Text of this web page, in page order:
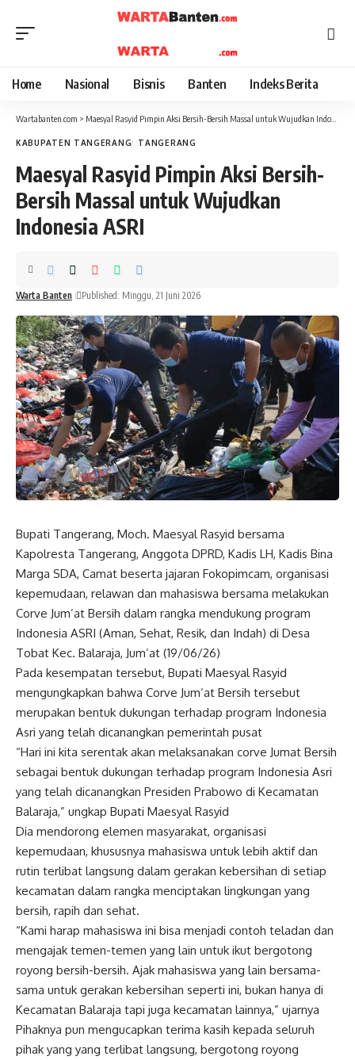
Home Nasional Bisnis Banten Indeks Berita
Wartabanten.com > Maesyal Rasyid Pimpin Aksi Bersih-Bersih Massal untuk Wujudkan Indonesia ASRI
KABUPATEN TANGERANG TANGERANG
Maesyal Rasyid Pimpin Aksi Bersih-
Bersih Massal untuk Wujudkan
Indonesia ASRI
Warta Banten Published: Minggu, 21 Juni 2026
Bupati Tangerang, Moch. Maesyal Rasyid bersama
Kapolresta Tangerang, Anggota DPRD, Kadis LH, Kadis Bina
Marga SDA, Camat beserta jajaran Fokopimcam, organisasi
kepemudaan, relawan dan mahasiswa bersama melakukan
Corve Jum’at Bersih dalam rangka mendukung program
Indonesia ASRI (Aman, Sehat, Resik, dan Indah) di Desa
Tobat Kec. Balaraja, Jum’at (19/06/26)
Pada kesempatan tersebut, Bupati Maesyal Rasyid
mengungkapkan bahwa Corve Jum’at Bersih tersebut
merupakan bentuk dukungan terhadap program Indonesia
Asri yang telah dicanangkan pemerintah pusat
“Hari ini kita serentak akan melaksanakan corve Jumat Bersih
sebagai bentuk dukungan terhadap program Indonesia Asri
yang telah dicanangkan Presiden Prabowo di Kecamatan
Balaraja,” ungkap Bupati Maesyal Rasyid
Dia mendorong elemen masyarakat, organisasi
kepemudaan, khususnya mahasiswa untuk lebih aktif dan
rutin terlibat langsung dalam gerakan kebersihan di setiap
kecamatan dalam rangka menciptakan lingkungan yang
bersih, rapih dan sehat.
“Kami harap mahasiswa ini bisa menjadi contoh teladan dan
mengajak temen-temen yang lain untuk ikut bergotong
royong bersih-bersih. Ajak mahasiswa yang lain bersama-
sama untuk gerakan kebersihan seperti ini, bukan hanya di
Kecamatan Balaraja tapi juga kecamatan lainnya,” ujarnya
Pihaknya pun mengucapkan terima kasih kepada seluruh
pihak yang yang terlibat langsung, bergotong royong